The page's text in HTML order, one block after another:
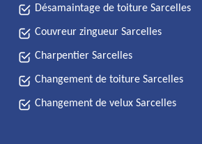
Désamaintage de toiture Sarcelles
Couvreur zingueur Sarcelles
Charpentier Sarcelles
Changement de toiture Sarcelles
Changement de velux Sarcelles